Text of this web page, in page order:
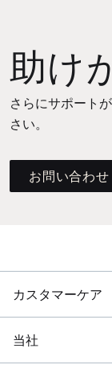
助け
さらにサポート
さい。
お問い合わせ
カスタマーケア
当社